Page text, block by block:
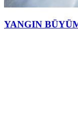
YANGIN